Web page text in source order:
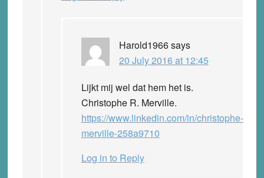
Harold1966says
20 July 2016 at 12:45
Lijkt mij wel dat hem het is.
Christophe R. Merville.
https://www.linkedin.com/in/christophe-
merville-258a9710
Log in to Reply